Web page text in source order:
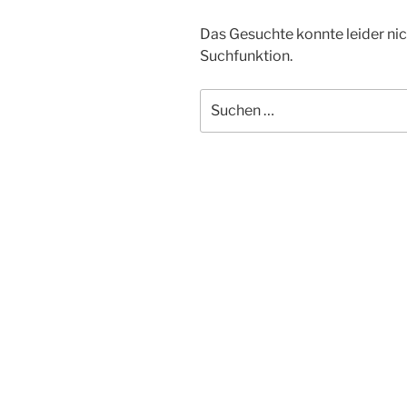
Das Gesuchte konnte leider
Suchfunktion.
nach: